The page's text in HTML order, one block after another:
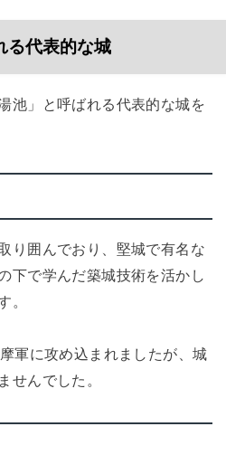
る代表的な城
池」と呼ばれる代表的な城を
り囲んでおり、堅城で有名な
下で学んだ築城技術を活かし
。
軍に攻め込まれましたが、城
せんでした。